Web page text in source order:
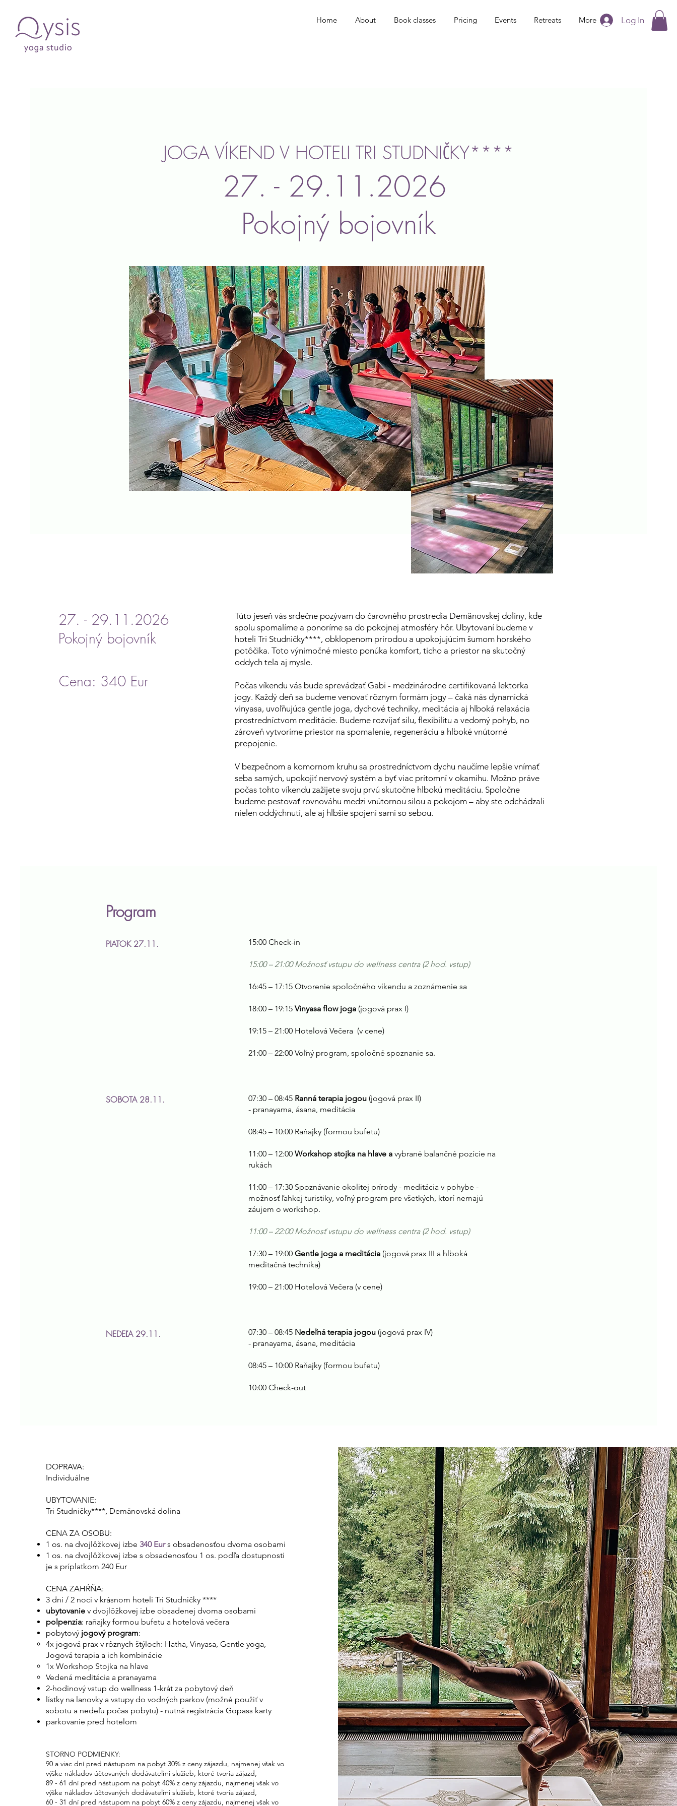
Home About Book classes Pricing Events Retreats More Log In
JOGA VÍKEND V HOTELI TRI STUDNIČKY****
27. - 29.11.2026
Pokojný bojovník
27. - 29.11.2026
Pokojný bojovník
Cena: 340 Eur
Túto jeseň vás srdečne pozývam do čarovného prostredia Demänovskej doliny, kde
spolu spomalíme a ponoríme sa do pokojnej atmosféry hôr. Ubytovaní budeme v
hoteli Tri Studničky****, obklopenom prírodou a upokojujúcim šumom horského
potôčika. Toto výnimočné miesto ponúka komfort, ticho a priestor na skutočný
oddych tela aj mysle.
Počas víkendu vás bude sprevádzať Gabi - medzinárodne certifikovaná lektorka
jogy. Každý deň sa budeme venovať rôznym formám jogy – čaká nás dynamická
vinyasa, uvoľňujúca gentle joga, dychové techniky, meditácia aj hlboká relaxácia
prostredníctvom meditácie. Budeme rozvíjať silu, flexibilitu a vedomý pohyb, no
zároveň vytvoríme priestor na spomalenie, regeneráciu a hlboké vnútorné
prepojenie.
V bezpečnom a komornom kruhu sa prostredníctvom dychu naučíme lepšie vnímať
seba samých, upokojiť nervový systém a byť viac prítomní v okamihu. Možno práve
počas tohto víkendu zažijete svoju prvú skutočne hlbokú meditáciu. Spoločne
budeme pestovať rovnováhu medzi vnútornou silou a pokojom – aby ste odchádzali
nielen oddýchnutí, ale aj hlbšie spojení sami so sebou.
Program
PIATOK 27.11. 15:00 Check-in
15:00 – 21:00 Možnosť vstupu do wellness centra (2 hod. vstup)
16:45 – 17:15 Otvorenie spoločného víkendu a zoznámenie sa
18:00 – 19:15 Vinyasa flow joga (jogová prax I)
19:15 – 21:00 Hotelová Večera (v cene)
21:00 – 22:00 Voľný program, spoločné spoznanie sa.
SOBOTA 28.11. 07:30 – 08:45 Ranná terapia jogou (jogová prax II)
- pranayama, ásana, meditácia
08:45 – 10:00 Raňajky (formou bufetu)
11:00 – 12:00 Workshop stojka na hlave a vybrané balančné pozície na
rukách
11:00 – 17:30 Spoznávanie okolitej prírody - meditácia v pohybe -
možnosť ľahkej turistiky, voľný program pre všetkých, ktorí nemajú
záujem o workshop.
11:00 – 22:00 Možnosť vstupu do wellness centra (2 hod. vstup)
17:30 – 19:00 Gentle joga a meditácia (jogová prax III a hlboká
meditačná technika)
19:00 – 21:00 Hotelová Večera (v cene)
NEDEĽA 29.11. 07:30 – 08:45 Nedeľná terapia jogou (jogová prax IV)
- pranayama, ásana, meditácia
08:45 – 10:00 Raňajky (formou bufetu)
10:00 Check-out
DOPRAVA:
Individuálne
UBYTOVANIE:
Tri Studničky****, Demänovská dolina
CENA ZA OSOBU:
1 os. na dvojlôžkovej izbe 340 Eurs obsadenosťou dvoma osobami
1 os. na dvojlôžkovej izbe s obsadenosťou 1 os. podľa dostupnosti
je s príplatkom 240 Eur
CENA ZAHŔŇA:
3 dni / 2 noci v krásnom hoteli Tri Studničky ****
ubytovaniev dvojlôžkovej izbe obsadenej dvoma osobami
polpenzia: raňajky formou bufetu a hotelová večera
pobytový jogový program:
4x jogová prax v rôznych štýloch: Hatha, Vinyasa, Gentle yoga,
Jogová terapia a ich kombinácie
1x Workshop Stojka na hlave
Vedená meditácia a pranayama
2-hodinový vstup do wellness 1-krát za pobytový deň
lístky na lanovky a vstupy do vodných parkov (možné použiť v
sobotu a nedeľu počas pobytu) - nutná registrácia Gopass karty
parkovanie pred hotelom
STORNO PODMIENKY:
90 a viac dní pred nástupom na pobyt 30% z ceny zájazdu, najmenej však vo
výške nákladov účtovaných dodávateľmi služieb, ktoré tvoria zájazd,
89 - 61 dní pred nástupom na pobyt 40% z ceny zájazdu, najmenej však vo
výške nákladov účtovaných dodávateľmi služieb, ktoré tvoria zájazd,
60 - 31 dní pred nástupom na pobyt 60% z ceny zájazdu, najmenej však vo